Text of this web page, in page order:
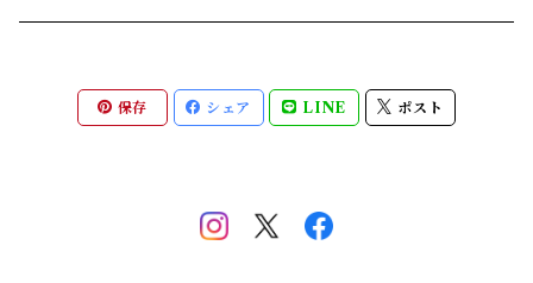
南部鉄瓶
スタンプアクセサリー
はたき・ブラシ
保存 シェア LINE ポスト